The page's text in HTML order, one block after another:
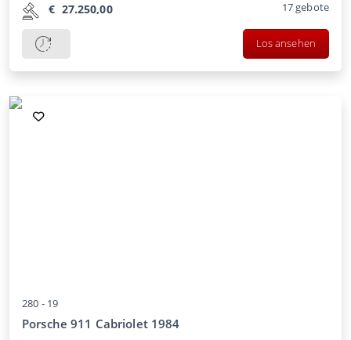
€ 27.250,00 17gebote
Los ansehen
280 - 19
Porsche 911 Cabriolet 1984